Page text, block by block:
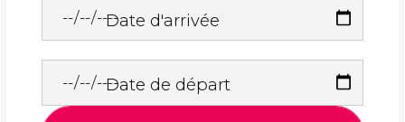
Date d'arrivée
Date de départ